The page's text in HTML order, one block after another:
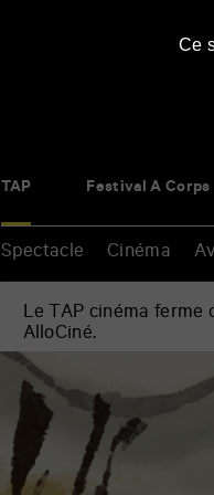
TAP Festival À Corps
Spectacle Cinéma
Le TAP cinéma
AlloCiné.
Renseigner
vos
mots
clés
Ce